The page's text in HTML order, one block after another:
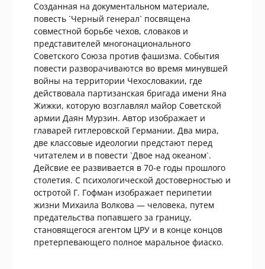
Созданная на документальном материале,
повесть `Черный генерал` посвящена
совместной борьбе чехов, словаков и
представителей многонационального
Советского Союза против фашизма. События
повести разворачиваются во время минувшей
войны на территории Чехословакии, где
действовала партизанская бригада имени Яна
Жижки, которую возглавлял майор Советской
армии Даян Мурзин. Автор изображает и
главарей гитлеровской Германии. Два мира,
две классовые идеологии предстают перед
читателем и в повести `Двое над океаном`.
Дейсвие ее развивается в 70-е годы прошлого
столетия. С психологической достоверностью и
остротой Г. Гофман изображает перипетии
жизни Михаила Волкова — человека, путем
предательства попавшего за границу,
становящегося агентом ЦРУ и в конце концов
претерпевающего полное маральное фиаско.